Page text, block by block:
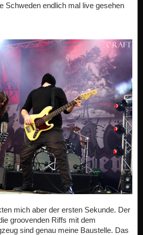
Schweden endlich mal live gesehen
mich aber der ersten Sekunde. Der
groovenden Riffs mit dem
sind genau meine Baustelle. Das